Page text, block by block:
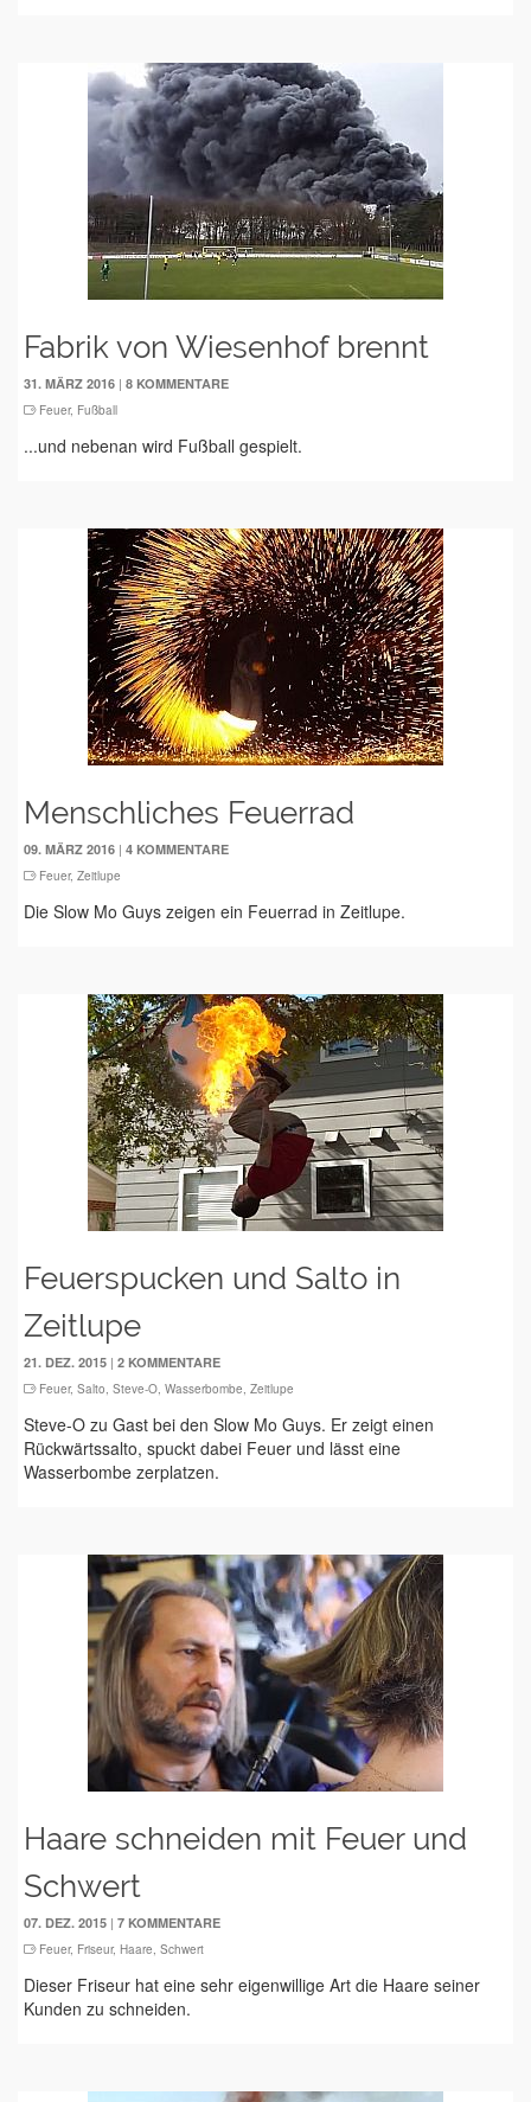
Fabrik von Wiesenhof brennt
31. MÄRZ 2016 | 8 KOMMENTARE
Feuer, Fußball
...und nebenan wird Fußball gespielt.
Menschliches Feuerrad
09. MÄRZ 2016 | 4 KOMMENTARE
Feuer, Zeitlupe
Die Slow Mo Guys zeigen ein Feuerrad in Zeitlupe.
Feuerspucken und Salto in
Zeitlupe
21. DEZ. 2015 | 2 KOMMENTARE
Feuer, Salto, Steve-O, Wasserbombe, Zeitlupe
Steve-O zu Gast bei den Slow Mo Guys. Er zeigt einen
Rückwärtssalto, spuckt dabei Feuer und lässt eine
Wasserbombe zerplatzen.
Haare schneiden mit Feuer und
Schwert
07. DEZ. 2015 | 7 KOMMENTARE
Feuer, Friseur, Haare, Schwert
Dieser Friseur hat eine sehr eigenwillige Art die Haare seiner
Kunden zu schneiden.